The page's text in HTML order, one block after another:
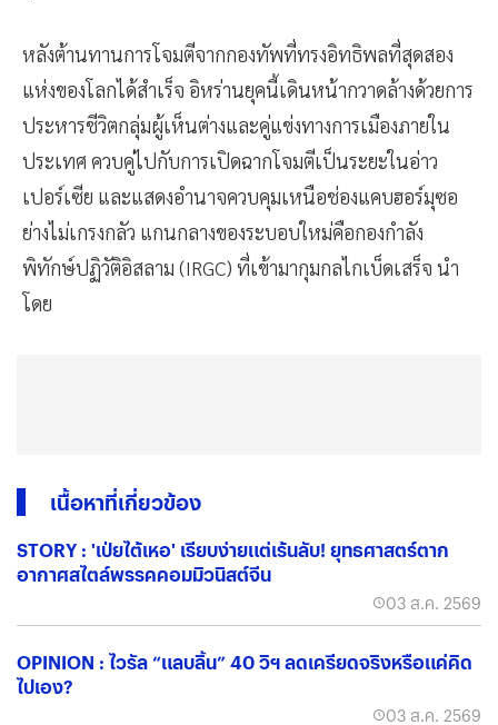
หลังต้านทานการโจมตีจากกองทัพที่ทรงอิทธิพลที่สุดสอง
แห่งของโลกได้สำเร็จ อิหร่านยุคนี้เดินหน้ากวาดล้างด้วยการ
ประหารชีวิตกลุ่มผู้เห็นต่างและคู่แข่งทางการเมืองภายใน
ประเทศ ควบคู่ไปกับการเปิดฉากโจมตีเป็นระยะในอ่าว
เปอร์เซีย และแสดงอำนาจควบคุมเหนือช่องแคบฮอร์มุซอ
ย่างไม่เกรงกลัว แกนกลางของระบอบใหม่คือกองกำลัง
พิทักษ์ปฏิวัติอิสลาม (IRGC) ที่เข้ามากุมกลไกเบ็ดเสร็จ นำ
โดย
เนื้อหาที่เกี่ยวข้อง
STORY : 'เป่ยไต้เหอ' เรียบง่ายแต่เร้นลับ! ยุทธศาสตร์ตาก
อากาศสไตล์พรรคคอมมิวนิสต์จีน
03 ส.ค. 2569
OPINION : ไวรัล “แลบลิ้น” 40 วิฯ ลดเครียดจริงหรือแค่คิด
ไปเอง?
03 ส.ค. 2569